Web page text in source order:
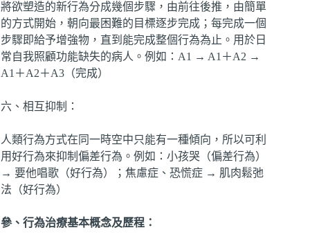
將欲塑造的新行為分成幾個步驟，由前往後推，由簡單
的方式開始，朝向最困難的目標逐步完成；每完成一個
步驟即給予增強物，直到能完成整個行為為止。用於日
常自我照顧功能缺失的病人。例如：A1 → A1＋A2 →
A1＋A2＋A3（完成）
六、相互抑制：
人類行為方式在同一時空中只能有一種傾向，所以可利
用好行為來抑制偏差行為。例如：小孩哭（偏差行為）
→ 要他唱歌（好行為）；焦慮症、恐慌症 → 肌肉鬆弛
法（好行為）
參、行為治療基本概念及歷程：